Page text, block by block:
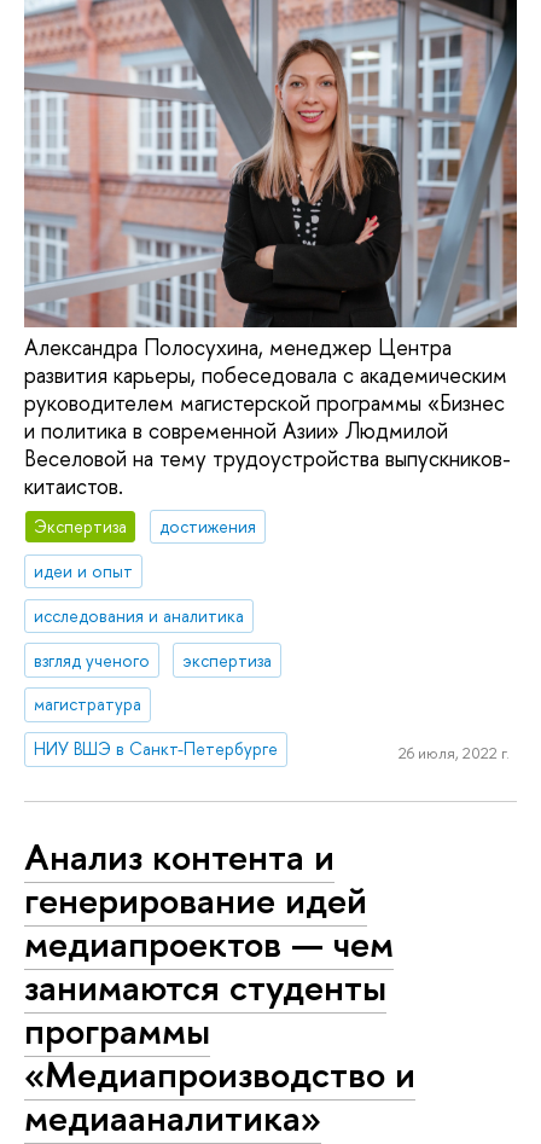
Александра Полосухина, менеджер Центра
развития карьеры, побеседовала с академическим
руководителем магистерской программы «Бизнес
и политика в современной Азии» Людмилой
Веселовой на тему трудоустройства выпускников-
китаистов.
Экспертиза
достижения
идеи и опыт
исследования и аналитика
взгляд ученого
экспертиза
магистратура
НИУ ВШЭ в Санкт-Петербурге
26 июля, 2022 г.
Анализ контента и
генерирование идей
медиапроектов — чем
занимаются студенты
программы
«Медиапроизводство и
медиааналитика»